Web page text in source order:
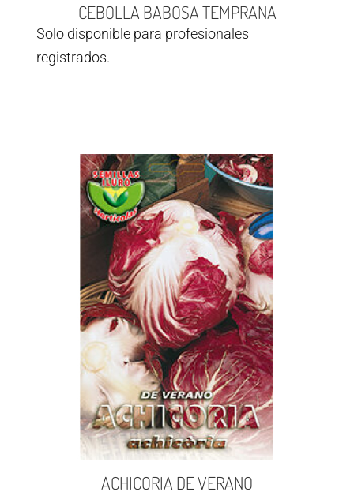
CEBOLLA BABOSA TEMPRANA
Solo disponible para profesionales
registrados.
ACHICORIA DE VERANO